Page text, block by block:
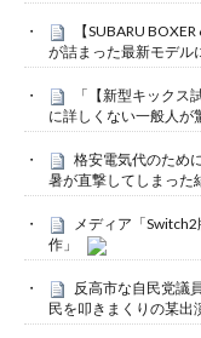
【SUBARU
が詰まった最新モデル
「【新型キックス
に詳しくない一般人が
格安電気代のため
暑が直撃してしまった
メディア「
作」
反高市な自民党議
民を叩きまくりの某出